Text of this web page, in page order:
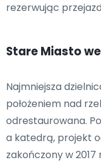
rezerwując
Stare Miasto
Najmniejsza
położeniem nad
odrestaurowana.
a katedrą, projekt
zakończony w